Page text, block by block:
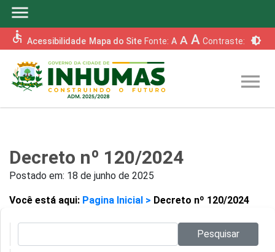
menu
accessible Acessibilidade Mapa do Site Fonte: A A A Contraste: brightness_6
menu
Decreto nº 120/2024
Postado em: 18 de junho de 2025
Você está aqui: Pagina Inicial > Decreto nº 120/2024
Pesquisar